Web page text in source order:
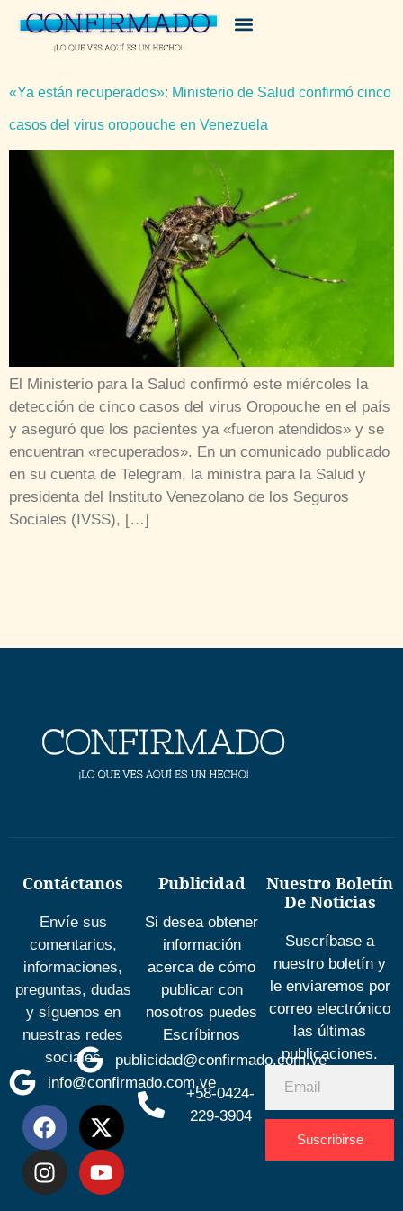
«Ya están recuperados»: Ministerio de Salud confirmó cinco
casos del virus oropouche en Venezuela
El Ministerio para la Salud confirmó este miércoles la
detección de cinco casos del virus Oropouche en el país
y aseguró que los pacientes ya «fueron atendidos» y se
encuentran «recuperados». En un comunicado publicado
en su cuenta de Telegram, la ministra para la Salud y
presidenta del Instituto Venezolano de los Seguros
Sociales (IVSS), […]
Contáctanos
Envíe sus
comentarios,
informaciones,
preguntas, dudas
y síguenos en
nuestras redes
sociales
info@confirmado.com.ve
Publicidad
Si desea obtener
información
acerca de cómo
publicar con
nosotros puedes
Escríbirnos
publicidad@confirmado.com.ve
+58-0424-
229-3904
Nuestro Boletín
De Noticias
Suscríbase a
nuestro boletín y
le enviaremos por
correo electrónico
las últimas
publicaciones.
Suscribirse